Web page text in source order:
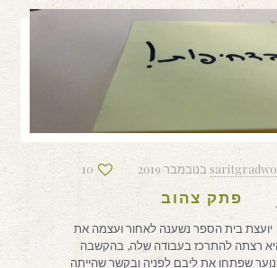
10
פתק צהוב
בית הספר נשענה לאחור ועצמה את
היא רצתה להתרכז בעבודה שלה, בהקשבה
נוער שפתחו את ליבם לפניה ובקשר שהייתה